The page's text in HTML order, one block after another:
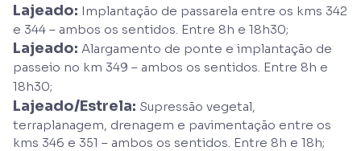
Lajeado: Implantação de passarela entre os kms 342
e 344 – ambos os sentidos. Entre 8h e 18h30;
Lajeado: Alargamento de ponte e implantação de
passeio no km 349 – ambos os sentidos. Entre 8h e
18h30;
Lajeado/Estrela: Supressão vegetal,
terraplanagem, drenagem e pavimentação entre os
kms 346 e 351 – ambos os sentidos. Entre 8h e 18h;